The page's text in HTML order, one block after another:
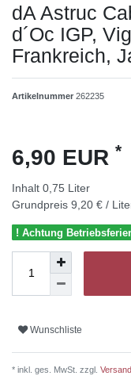
dA Astruc
d´Oc IGP,
Frankreich,
Artikelnummer 262235
6,90 EUR *
Inhalt 0,75 Liter
Grundpreis 9,20 € /
! Achtung
Wunschliste
* inkl. ges. MwSt. zzgl.